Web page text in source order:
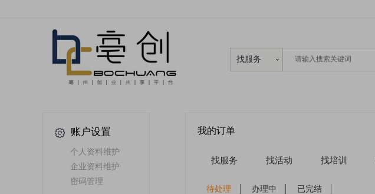
找服务
账户设置
个人资料维护
企业资料维护
密码管理
我的订单
找服务 找活动 找培训
待处理 办理中 已完结